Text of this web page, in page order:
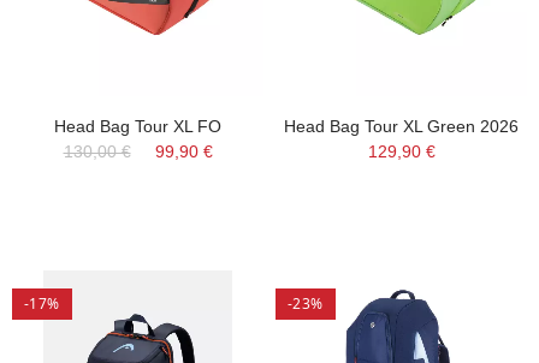
Head Bag Tour XL FO
130,00 €
99,90 €
Head Bag Tour XL Green 2026
129,90 €
-17% -23%